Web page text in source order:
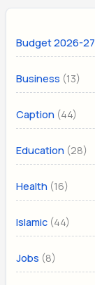
Budget 2026-27
Business (13)
Caption (44)
Education (28)
Health (16)
Islamic (44)
Jobs (8)